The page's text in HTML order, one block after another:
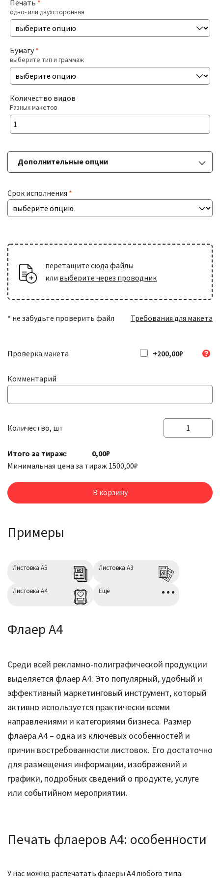
Печать На Холсте
БОЛЬШИЕ ТИРАЖИ
РАСХОДНИКИ
ДОСТАВКА
КОНТАКТЫ
Печать *
одно- или двухсторонняя
Бумагу *
выберите тип и граммаж
Количество видов
Разных макетов
Дополнительные опции
Ламинация
выберите тип
Нумерация и персонализация
пунктирная линия с отверстиями для
Скругление углов
Срок исполнения *
перетащите сюда файлы
или выберите через проводник
* не забудьте проверить файл Требования для макета
Проверка макета +200,00₽
Комментарий
Количество, шт
Количество
Листовки
/
Флаеры
Итого за тираж:
0,00₽
Минимальная цена за тираж 1500,00₽
В корзину
Примеры
Листовка А5 Листовка А3
Листовка А4 Ещё
Флаер А4
Среди всей рекламно-полиграфической продукции
выделяется флаер А4. Это популярный, удобный и
эффективный маркетинговый инструмент, который
активно используется практически всеми
направлениями и категориями бизнеса. Размер
флаера А4 – одна из ключевых особенностей и
причин востребованности листовок. Его достаточно
для размещения информации, изображений и
графики, подробных сведений о продукте, услуге
или событийном мероприятии.
Печать флаеров А4: особенности
У нас можно распечатать флаеры А4 любого типа: